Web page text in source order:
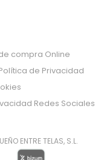
compra Online
de Privacidad
Redes Sociales
ENTRE TELAS, S.L.